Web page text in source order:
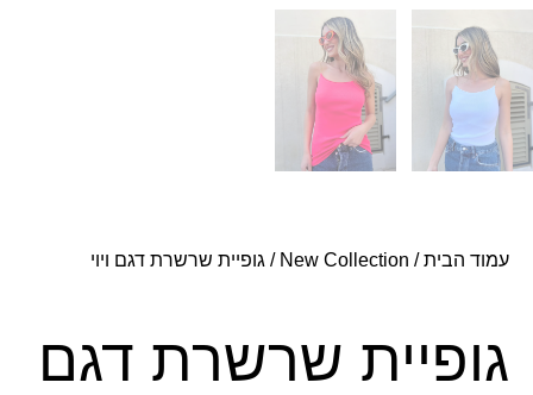
עמוד הבית/
New Collection / גופיית שרשרת דגם ויוי
גופיית שרשרת דגם